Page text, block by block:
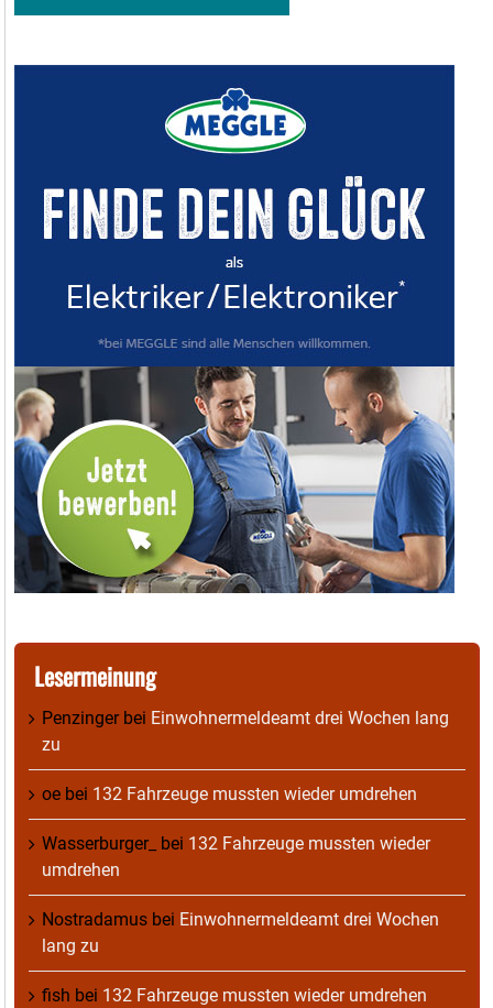
Lesermeinung
Penzingerbei Einwohnermeldeamt drei Wochen lang
zu
oe bei 132 Fahrzeuge mussten wieder umdrehen
Wasserburger_ bei 132 Fahrzeuge mussten wieder
umdrehen
Nostradamus bei Einwohnermeldeamt drei Wochen
lang zu
fish bei 132 Fahrzeuge mussten wieder umdrehen